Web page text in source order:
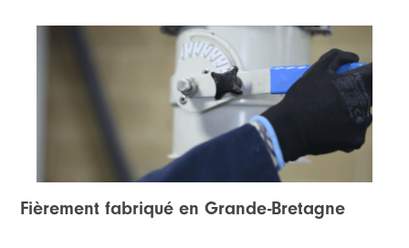
Fièrement fabriqué en Grande-Bretagne